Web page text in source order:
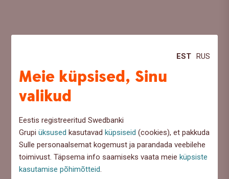
EST RUS
Meie küpsised, Sinu
valikud
Eestis registreeritud Swedbanki
Grupiüksused kasutavadküpsiseid (cookies), et pakkuda
Sulle personaalsemat kogemust ja parandada veebilehe
toimivust. Täpsema info saamiseks vaata meieküpsiste
kasutamise põhimõtteid